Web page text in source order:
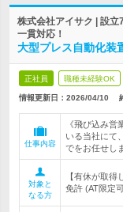
株式会社アイサク | 設
一貫対応！
大型プレス自動化装
正社員 職種未経験OK
情報更新日：2026/04/10
仕事内容
《飛び込み
いる当社にて
でをお任せし
対象と
なる方
【有休が取
免許 (AT限定